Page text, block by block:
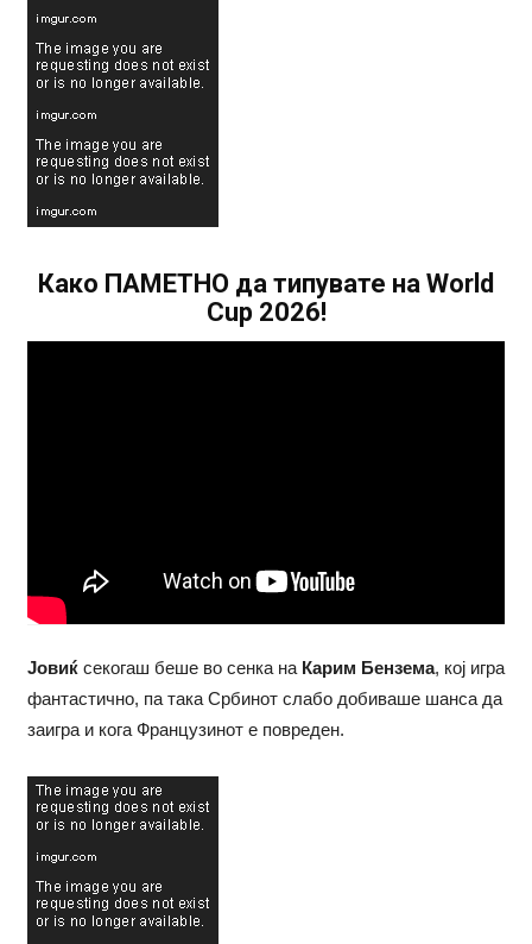
Како ПАМЕТНО да типувате на World
Cup 2026!
Јовиќ секогаш беше во сенка на Карим Бензема, кој игра
фантастично, па така Србинот слабо добиваше шанса да
заигра и кога Французинот е повреден.